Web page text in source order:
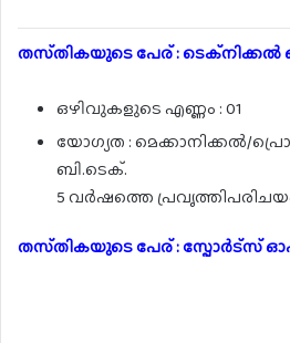
തസ്‌തികയുടെ പേര് :
ഒഴിവുകളുടെ എണ്ണം : 01
യോഗ്യത : മെക്കാനിക്കൽ/
ബി.ടെക്.
5 വർഷത്തെ
തസ്‌തികയുടെ പേര് : സ്പോർട്സ്